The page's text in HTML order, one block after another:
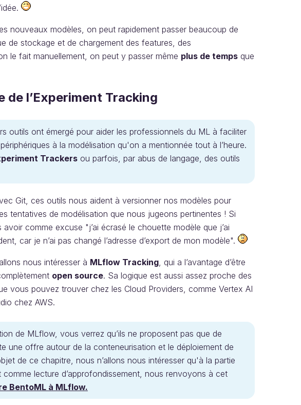
nouveaux modèles, on peut rapidement passer beaucoup de
de stockage et de chargement des features, des
le fait manuellement, on peut y passer même plus de temps que
de l’Experiment Tracking
outils ont émergé pour aider les professionnels du ML à faciliter
à la modélisation qu'on a mentionnée tout à l’heure.
Trackers ou parfois, par abus de langage, des outils
Git, ces outils nous aident à versionner nos modèles pour
tentatives de modélisation que nous jugeons pertinentes ! Si
comme excuse "j’ai écrasé le chouette modèle que j’ai
car je n’ai pas changé l’adresse d’export de mon modèle".
nous intéresser à MLflow Tracking, qui a l’avantage d’être
open source. Sa logique est aussi assez proche des
vous pouvez trouver chez les Cloud Providers, comme Vertex AI
chez AWS.
de MLflow, vous verrez qu’ils ne proposent pas que de
une offre autour de la conteneurisation et le déploiement de
de ce chapitre, nous n’allons nous intéresser qu'à la partie
comme lecture d’approfondissement, nous renvoyons à cet
BentoML à MLflow.